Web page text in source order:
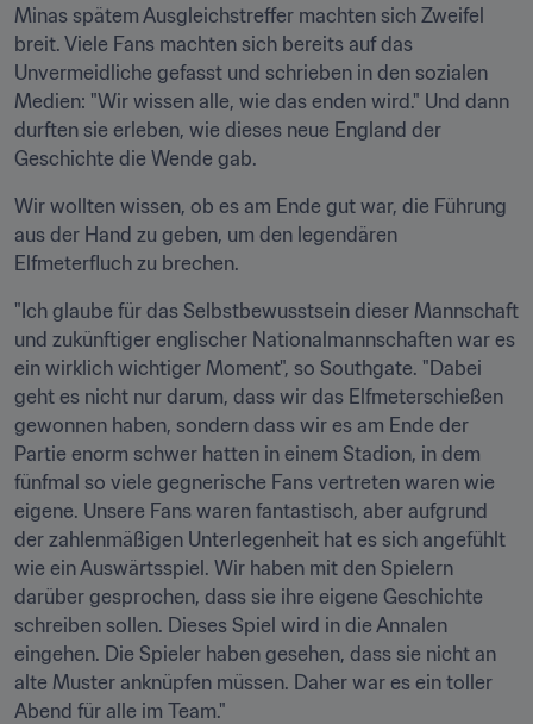
Minas spätem Ausgleichstreffer machten sich Zweifel
breit. Viele Fans machten sich bereits auf das
Unvermeidliche gefasst und schrieben in den sozialen
Medien: "Wir wissen alle, wie das enden wird." Und dann
durften sie erleben, wie dieses neue England der
Geschichte die Wende gab.
Wir wollten wissen, ob es am Ende gut war, die Führung
aus der Hand zu geben, um den legendären
Elfmeterfluch zu brechen.
"Ich glaube für das Selbstbewusstsein dieser Mannschaft
und zukünftiger englischer Nationalmannschaften war es
ein wirklich wichtiger Moment", so Southgate. "Dabei
geht es nicht nur darum, dass wir das Elfmeterschießen
gewonnen haben, sondern dass wir es am Ende der
Partie enorm schwer hatten in einem Stadion, in dem
fünfmal so viele gegnerische Fans vertreten waren wie
eigene. Unsere Fans waren fantastisch, aber aufgrund
der zahlenmäßigen Unterlegenheit hat es sich angefühlt
wie ein Auswärtsspiel. Wir haben mit den Spielern
darüber gesprochen, dass sie ihre eigene Geschichte
schreiben sollen. Dieses Spiel wird in die Annalen
eingehen. Die Spieler haben gesehen, dass sie nicht an
alte Muster anknüpfen müssen. Daher war es ein toller
Abend für alle im Team."